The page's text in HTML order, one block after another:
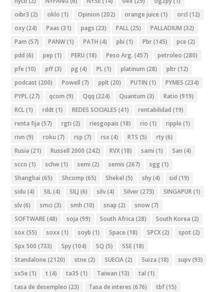
oibr3 (2) oklo (1) Opinion (202) orange juice (1) orcl (12)
oxy(24) Paas (31) pags (23) PALL(25) PALLADIUM (32)
Pam (57) PANW(1) PATH (4) pbi (1) Pbr(145) pce (2)
pdd (6) pep (1) PERU (18) Peso Arg. (457) petroleo (280)
pfe (10) pff(3) pg (4) PL(1) platinum (28) pltr(12)
podcast (200) Powell (7) pplt (20) PUTIN (1) PYMES (234)
PYPL(27) qcom (9) Qqq (224) Quantum (3) Ratio (919)
RCL(1) rddt (1) REDES SOCIALES (41) rentabilidad (19)
renta fija (57) rgti (2) riesgopais (18) rio (1) ripple (1)
rivn (9) roku (7) rsp (7) rsx (4) RTS (5) rty(6)
Rusia (21) Russell 2000 (242) RVX(18) sami (1) San (4)
scco (1) schw(1) semi (2) semis (267) sgg (1)
Shanghai (65) Shcomp (65) Shekel (5) shy(4) sid (19)
sidu (4) SIL(4) SILJ (6) silv(4) Silver(273) SINGAPUR(1)
slv(6) smci (3) smh (10) snap (2) snow(7)
SOFTWARE(48) soja (99) South Africa (28) South Korea (2)
sox (55) soxx (1) soyb (1) Space (18) SPCX(2) spot (2)
Spx 500 (733) Spy(104) SQ (5) SSE(18)
Standalone (2120) stne (2) SUECIA(2) Suiza (18) supv(93)
sx5e (1) t (4) ta35 (1) Taiwan (13) tal (1)
tasa de desempleo (23) Tasa de interes (676) tbf(15)